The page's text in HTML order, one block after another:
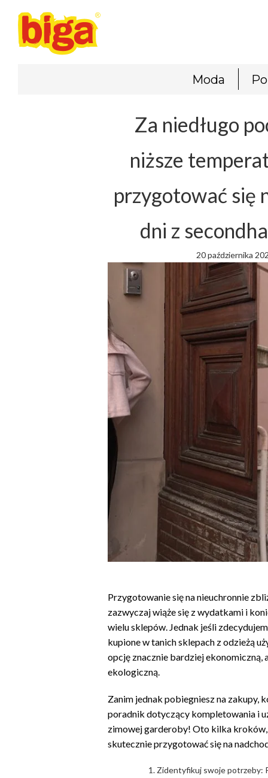
Moda
Za niedługo
niższe
przygotować się
dni z
20 października
Przygotowanie się na nieuchronnie
zazwyczaj wiąże się z wydatkami i
wielu sklepów. Jednak jeśli
kupione w tanich sklepach z odzieżą
opcję znacznie bardziej ekonomiczną,
ekologiczną.
Zanim jednak pobiegniesz na zakupy,
poradnik dotyczący kompletowania i
zimowej garderoby! Oto kilka
skutecznie przygotować się na
Zidentyfikuj swoje potrzeby: